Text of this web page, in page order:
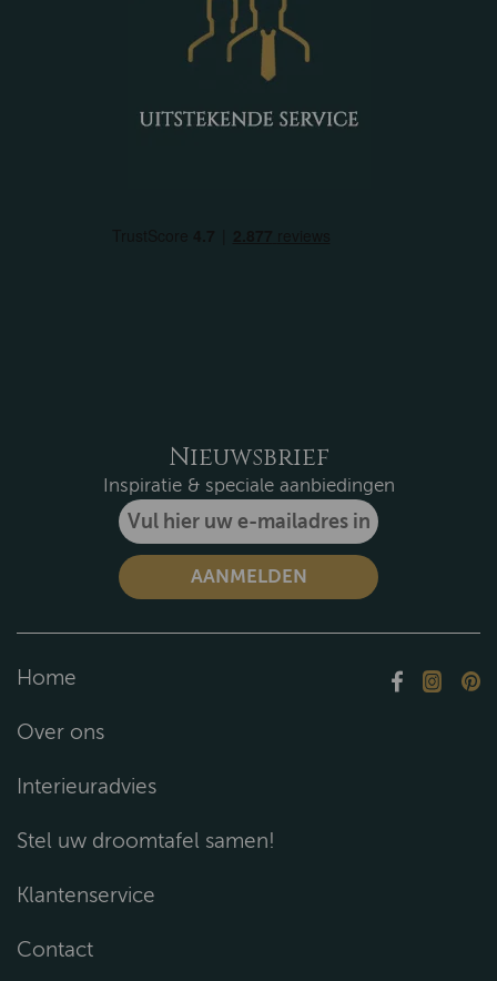
Nieuwsbrief
Inspiratie & speciale aanbiedingen
Home
Over ons
Interieuradvies
Stel uw droomtafel samen!
Klantenservice
Contact